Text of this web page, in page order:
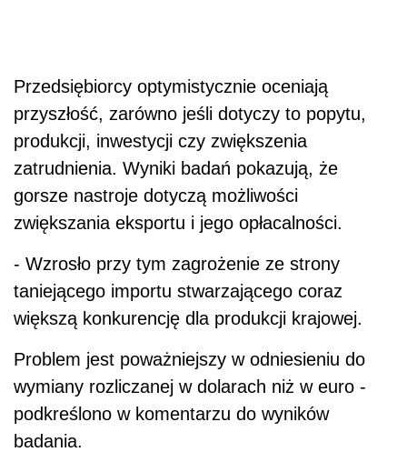
Przedsiębiorcy optymistycznie oceniają
przyszłość, zarówno jeśli dotyczy to popytu,
produkcji, inwestycji czy zwiększenia
zatrudnienia. Wyniki badań pokazują, że
gorsze nastroje dotyczą możliwości
zwiększania eksportu i jego opłacalności.
- Wzrosło przy tym zagrożenie ze strony
taniejącego importu stwarzającego coraz
większą konkurencję dla produkcji krajowej.
Problem jest poważniejszy w odniesieniu do
wymiany rozliczanej w dolarach niż w euro -
podkreślono w komentarzu do wyników
badania.